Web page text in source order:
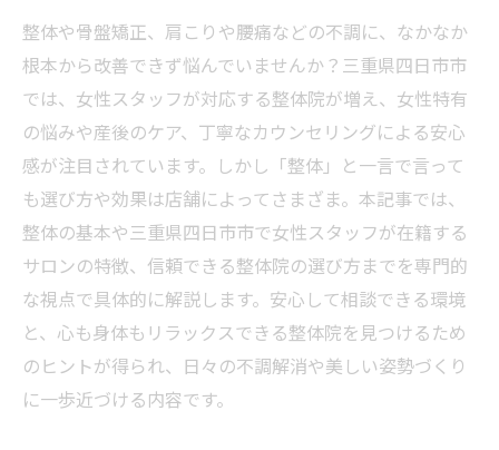
整体や骨盤矯正、肩こりや腰痛などの不調に、なかなか
根本から改善できず悩んでいませんか？三重県四日市市
では、女性スタッフが対応する整体院が増え、女性特有
の悩みや産後のケア、丁寧なカウンセリングによる安心
感が注目されています。しかし「整体」と一言で言って
も選び方や効果は店舗によってさまざま。本記事では、
整体の基本や三重県四日市市で女性スタッフが在籍する
サロンの特徴、信頼できる整体院の選び方までを専門的
な視点で具体的に解説します。安心して相談できる環境
と、心も身体もリラックスできる整体院を見つけるため
のヒントが得られ、日々の不調解消や美しい姿勢づくり
に一歩近づける内容です。